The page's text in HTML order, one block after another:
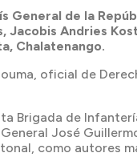
General de la
Jacobis Andries
Chalatenango.
oficial de
Brigada de
José
como autores